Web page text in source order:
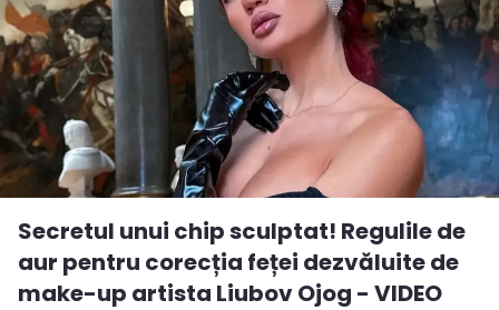
Secretul unui chip sculptat! Regulile de
aur pentru corecția feței dezvăluite de
make-up artista Liubov Ojog - VIDEO